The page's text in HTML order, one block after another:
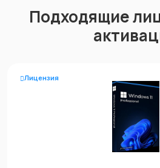
Подходящие
Лицензия